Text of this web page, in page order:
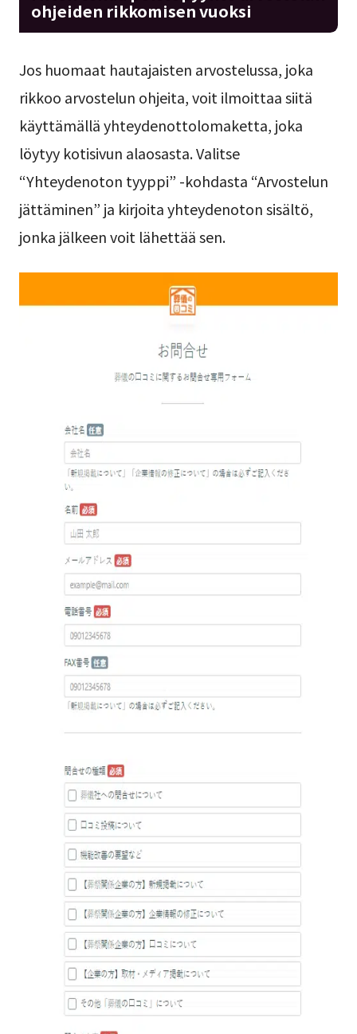
ohjeiden rikkomisen vuoksi
Jos huomaat hautajaisten arvostelussa, joka
rikkoo arvostelun ohjeita, voit ilmoittaa siitä
käyttämällä yhteydenottolomaketta, joka
löytyy kotisivun alaosasta. Valitse
“Yhteydenoton tyyppi” -kohdasta “Arvostelun
jättäminen” ja kirjoita yhteydenoton sisältö,
jonka jälkeen voit lähettää sen.